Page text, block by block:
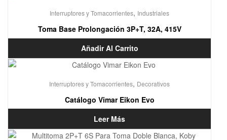
Interruptores y Tomacorrientes, Industriales
Toma Base Prolongación 3P+T, 32A, 415V
Añadir Al Carrito
Interruptores y Tomacorrientes, Decorativos
Catálogo Vimar Eikon Evo
Leer Más